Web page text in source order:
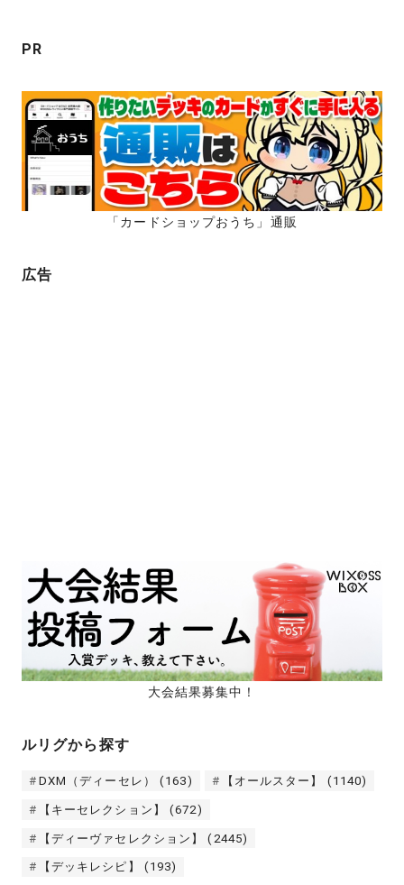
ン
PR
「カードショップおうち」通販
広告
大会結果募集中！
ルリグから探す
DXM（ディーセレ） (163) 【オールスター】 (1140)
【キーセレクション】 (672)
【ディーヴァセレクション】 (2445)
【デッキレシピ】 (193)